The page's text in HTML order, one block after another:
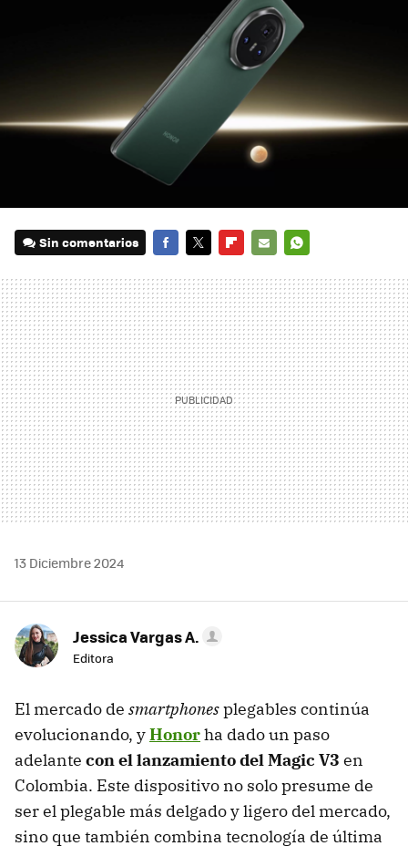
Sin comentarios
MAIL
13 Diciembre 2024
Jessica Vargas A.
Editora
El mercado de smartphonesplegables continúa
evolucionando, yHonorha dado un paso
adelante con el lanzamiento delMagic V3 en
Colombia. Este dispositivo no solo presume de
ser el plegable más delgado y ligero del mercado,
sino que también combina tecnología de última